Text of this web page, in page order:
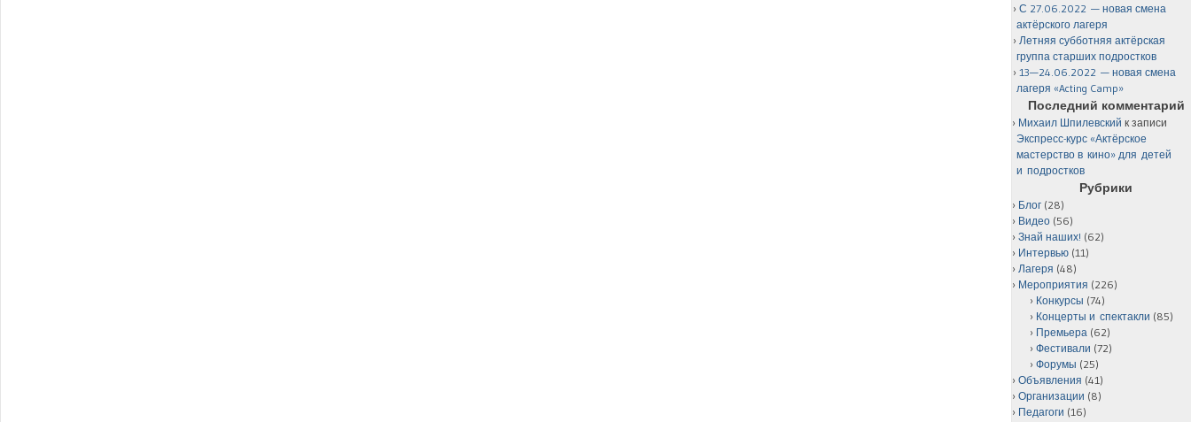
С 27.06.2022 — новая смена
актёрского лагеря
Летняя субботняя актёрская
группа старших подростков
13—24.06.2022 — новая смена
лагеря «Acting Camp»
Последний комментарий
Михаил Шпилевский к записи
Экспресс-курс «Актёрское
мастерство в кино» для детей
и подростков
Рубрики
Блог (28)
Видео (56)
Знай наших! (62)
Интервью (11)
Лагеря (48)
Мероприятия (226)
Конкурсы (74)
Концерты и спектакли (85)
Премьера (62)
Фестивали (72)
Форумы (25)
Объявления (41)
Организации (8)
Педагоги (16)